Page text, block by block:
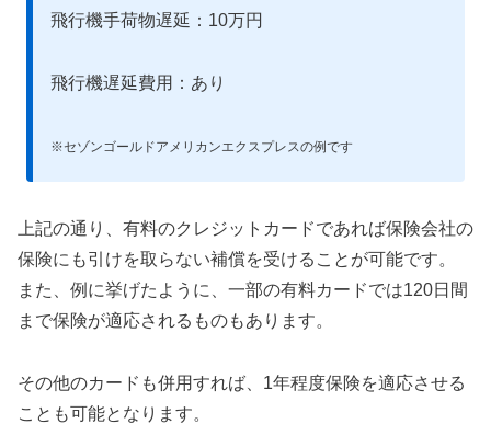
飛行機手荷物遅延：10万円
飛行機遅延費用：あり
※セゾンゴールドアメリカンエクスプレスの例です
上記の通り、有料のクレジットカードであれば保険会社の
保険にも引けを取らない補償を受けることが可能です。
また、例に挙げたように、一部の有料カードでは120日間
まで保険が適応されるものもあります。
その他のカードも併用すれば、1年程度保険を適応させる
ことも可能となります。